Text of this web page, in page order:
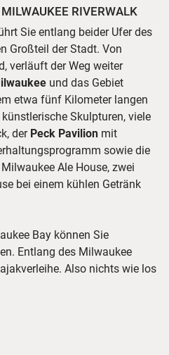
RIVERWALK
Sie entlang beider Ufer des
Großteil der Stadt. Von
verläuft der Weg weiter
und das Gebiet
etwa fünf Kilometer langen
Skulpturen, viele
der Peck Pavilion mit
sowie die
Ale House, zwei
bei einem kühlen Getränk
Bay können Sie
Entlang des Milwaukee
Also nichts wie los